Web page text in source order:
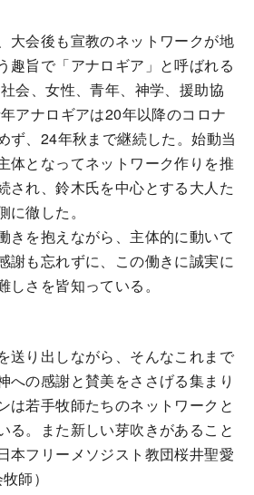
大会後も宣教のネットワークが地
趣旨で「アナロギア」と呼ばれる
会、女性、青年、神学、援助協
アナロギアは20年以降のコロナ
ず、24年秋まで継続した。始動当
体となってネットワーク作りを推
され、鈴木氏を中心とする大人た
徹した。
きを抱えながら、主体的に動いて
謝も忘れずに、この働きに誠実に
さを皆知っている。
送り出しながら、そんなこれまで
への感謝と賛美をささげる集まり
は若手牧師たちのネットワークと
る。また新しい芽吹きがあること
本フリーメソジスト教団桜井聖愛
師）